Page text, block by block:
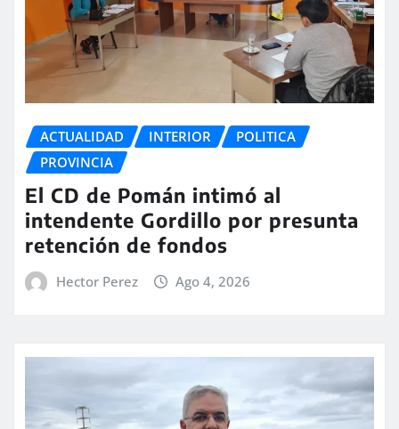
ACTUALIDAD INTERIOR
POLITICA
PROVINCIA
El CD de Pomán intimó al
intendente Gordillo por presunta
retención de fondos
Hector Perez Ago 4, 2026